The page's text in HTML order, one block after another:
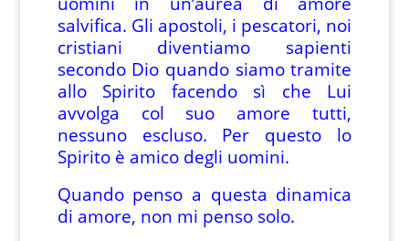
salvifica. Gli apostoli, i pescatori, noi
cristiani diventiamo sapienti
secondo Dio quando siamo tramite
allo Spirito facendo sì che Lui
avvolga col suo amore tutti,
nessuno escluso. Per questo lo
Spirito è amico degli uomini.
Quando penso a questa dinamica
di amore, non mi penso solo.